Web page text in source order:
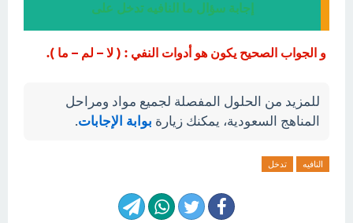
إجابة سؤال ما النافيه تدخل على
و الجواب الصحيح يكون هو أدوات النفي : ( لا – لم – ما ).
للمزيد من الحلول المفصلة لجميع مواد ومراحل
المناهج السعودية، يمكنك زيارة بوابة الإجابات.
النافيه تدخل